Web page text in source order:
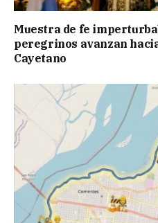
Muestra de fe
peregrinos avanzan
Cayetano